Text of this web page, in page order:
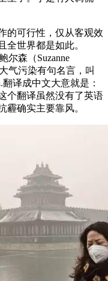
的可行性，仅从客观效
全世界都是如此。
尔森（Suzanne
气污染有句名言，叫
翻译成中文大意就是：
个翻译虽然没有了英语
霾确实主要靠风。